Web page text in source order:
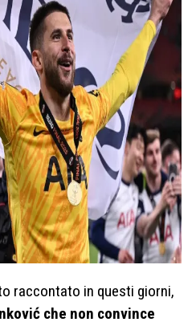
raccontato in questi giorni,
che non convince